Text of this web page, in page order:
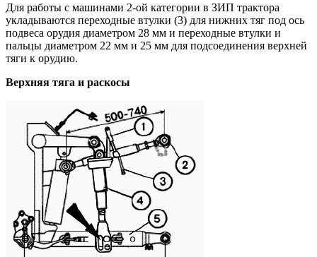
Для работы с машинами 2-ой категории в ЗИП трактора
укладываются переходные втулки (3) для нижних тяг под ось
подвеса орудия диаметром 28 мм и переходные втулки и
пальцы диаметром 22 мм и 25 мм для подсоединения верхней
тяги к орудию.
Верхняя тяга и раскосы